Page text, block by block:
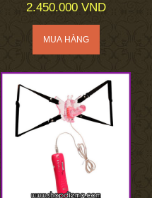
2.450.000 VND